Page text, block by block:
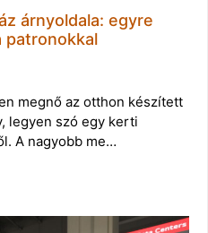
árnyoldala: egyre
patronokkal
megnő az otthon készített
legyen szó egy kerti
A nagyobb me…